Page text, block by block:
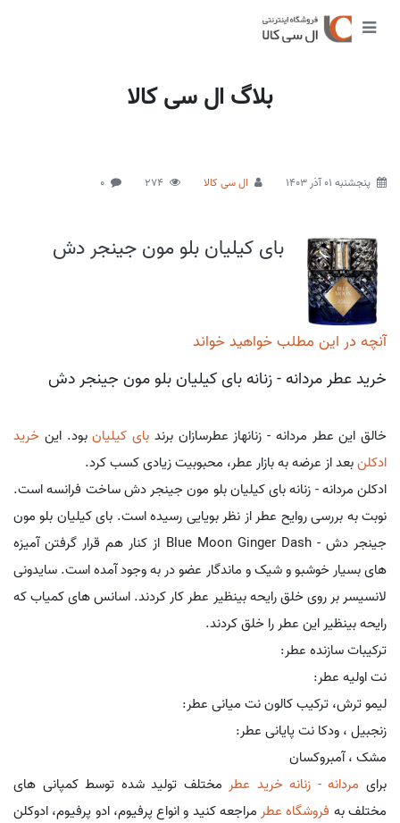
بلاگ ال سی کالا
پنجشنبه 01 آذر 1403 ال سی کالا 274
0
بای کیلیان بلو مون جینجر دش
آنچه در این مطلب خواهید خواند
خرید عطر مردانه - زنانه بای کیلیان بلو مون جینجر دش
خالق این عطر مردانه - زنانهاز عطرسازان برند بای کیلیانبود. این خرید
ادکلنبعد از عرضه به بازار عطر، محبوبیت زیادی کسب کرد.
ادکلن مردانه - زنانه بای کیلیان بلو مون جینجر دش ساخت فرانسه است.
نوبت به بررسی روایح عطر از نظر بویایی رسیده است. بای کیلیان بلو مون
جینجر دش - Blue Moon Ginger Dash از کنار هم قرار گرفتن آمیزه
های بسیار خوشبو و شیک و ماندگار عضو در به وجود آمده است. سایدونی
لانسیسر بر روی خلق رایحه بینظیر عطر کار کردند. اسانس های کمیاب که
رایحه بینظیر این عطر را خلق کردند.
ترکیبات سازنده عطر:
نت اولیه عطر:
لیمو ترش، ترکیب کالون نت میانی عطر:
زنجبیل ، ودکا نت پایانی عطر:
مشک ، آمبروکسان
برای مردانه - زنانه خرید عطر مختلف تولید شده توسط کمپانی های
مختلف به فروشگاه عطر مراجعه کنید و انواع پرفیوم، ادو پرفیوم، ادوکلن